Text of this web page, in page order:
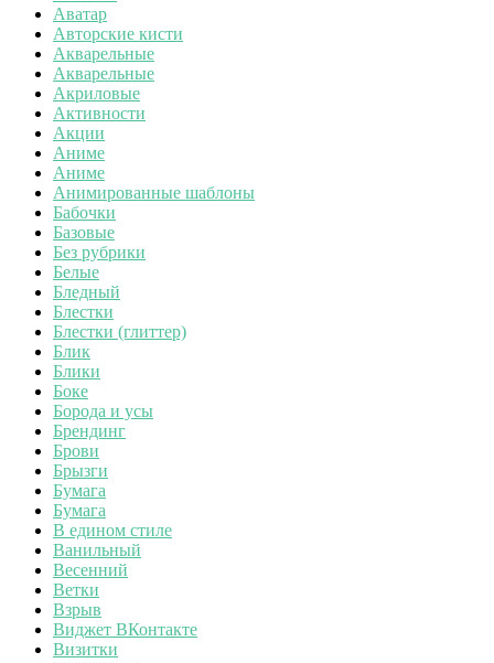
Аватар
Авторские кисти
Акварельные
Акварельные
Акриловые
Активности
Акции
Аниме
Аниме
Анимированные шаблоны
Бабочки
Базовые
Без рубрики
Белые
Бледный
Блестки
Блестки (глиттер)
Блик
Блики
Боке
Борода и усы
Брендинг
Брови
Брызги
Бумага
Бумага
В едином стиле
Ванильный
Весенний
Ветки
Взрыв
Виджет ВКонтакте
Визитки